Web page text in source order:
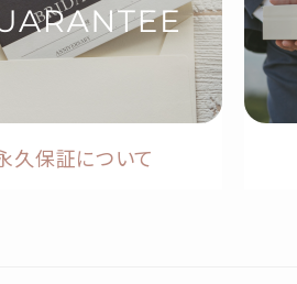
久保証について